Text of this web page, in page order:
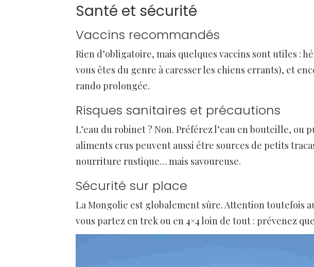
Santé et sécurité
Vaccins recommandés
Rien d’obligatoire, mais quelques vaccins sont utiles :
vous êtes du genre à caresser les chiens errants), et
rando prolongée.
Risques sanitaires et précautions
L’eau du robinet ? Non. Préférez l’eau en bouteille, ou
aliments crus peuvent aussi être sources de petits
nourriture rustique… mais savoureuse.
Sécurité sur place
La Mongolie est globalement sûre. Attention toutefois
vous partez en trek ou en 4×4 loin de tout : prévenez